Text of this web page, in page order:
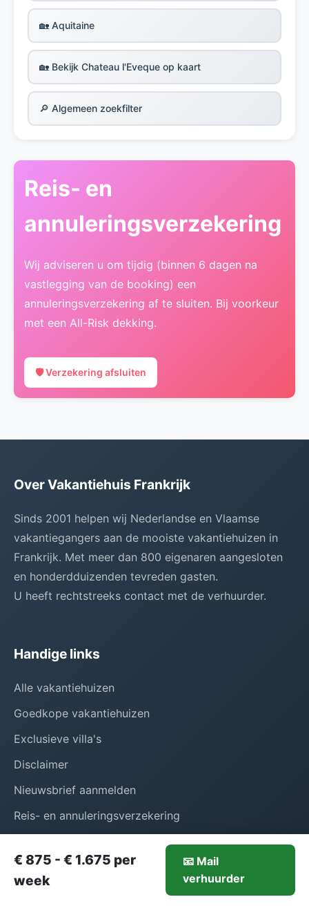
🏡 Aquitaine
🏡 Bekijk Chateau l'Eveque op kaart
🔎 Algemeen zoekfilter
Reis- en
annuleringsverzekering
Wij adviseren u om tijdig (binnen 6 dagen na
vastlegging van de booking) een
annuleringsverzekering af te sluiten. Bij voorkeur
met een All-Risk dekking.
🛡️ Verzekering afsluiten
Over Vakantiehuis Frankrijk
Sinds 2001 helpen wij Nederlandse en Vlaamse
vakantiegangers aan de mooiste vakantiehuizen in
Frankrijk. Met meer dan 800 eigenaren aangesloten
en honderdduizenden tevreden gasten.
U heeft rechtstreeks contact met de verhuurder.
Handige links
Alle vakantiehuizen
Goedkope vakantiehuizen
Exclusieve villa's
Disclaimer
Nieuwsbrief aanmelden
Reis- en annuleringsverzekering
875-€1.675/week Mail verhuurder
€ 875 - € 1.675 per
week
📧 Mail
verhuurder